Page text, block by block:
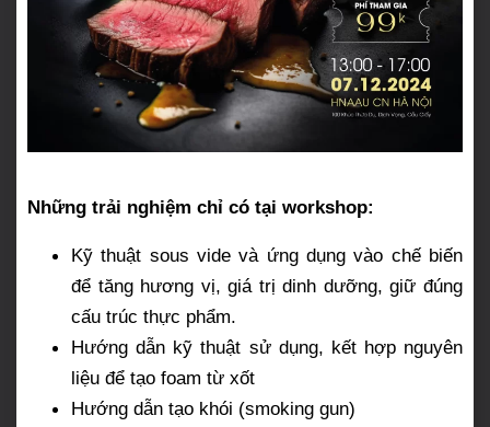
Những trải nghiệm chỉ có tại workshop:
Kỹ thuật sous vide và ứng dụng vào chế biến
để tăng hương vị, giá trị dinh dưỡng, giữ đúng
cấu trúc thực phẩm.
Hướng dẫn kỹ thuật sử dụng, kết hợp nguyên
liệu để tạo foam từ xốt
Hướng dẫn tạo khói (smoking gun)